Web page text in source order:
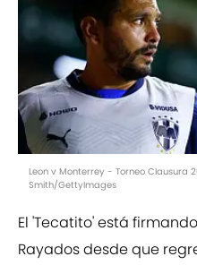
Leon v Monterrey - Torneo Clausura
Smith/GettyImages
El 'Tecatito' está
Rayados desde que